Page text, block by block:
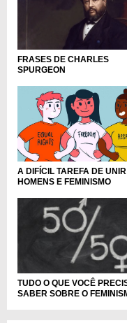
FRASES DE CHARLES
SPURGEON
A DIFÍCIL TAREFA DE UNIR
HOMENS E FEMINISMO
TUDO O QUE VOCÊ
SABER SOBRE O